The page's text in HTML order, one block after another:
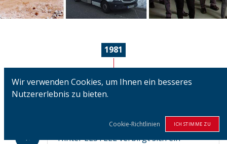
1981
1981
Erik Løgstrup zieht mit seiner Familie
nach Sri Lanka und gründet Elsteel.
Hinter ELSTEEL verbirgt sich ein
Wir verwenden Cookies, um Ihnen ein besseres
Nutzererlebnis zu bieten.
Cookie-Richtlinien ICH STIMME ZU